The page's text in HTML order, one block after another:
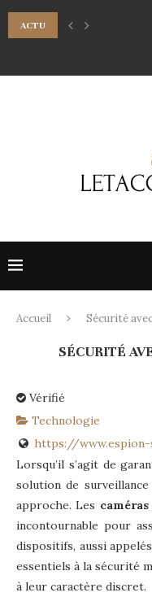
ACTU
7 CONSEILS POUR RÉUSSIR
Accueil Sécurité
SÉCURITÉ
Vérifié
Technologie
https://www.espion-
Lorsqu’il s’agit de
solution de
approche. Les
incontournable pour
dispositifs, aussi
essentiels à la sécurité
à leur caractère discret.